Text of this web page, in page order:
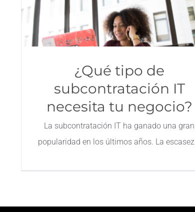
¿Qué tipo de
subcontratación IT
necesita tu negocio?
La subcontratación IT ha ganado una gran
popularidad en los últimos años. La escasez